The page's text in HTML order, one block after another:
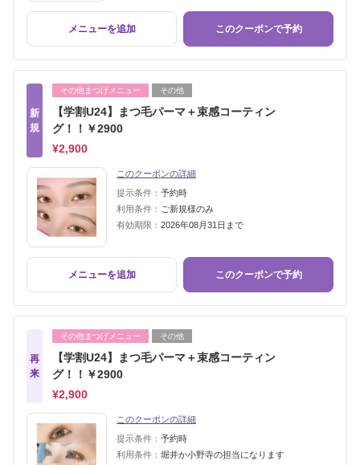
メニューを追加 このクーポンで予約
新
規
その他まつげメニュー その他
【学割U24】まつ毛パーマ＋束感コーティン
グ！！￥2900
¥2,900
このクーポンの詳細
提示条件： 予約時
利用条件： ご新規様のみ
有効期限： 2026年08月31日まで
メニューを追加 このクーポンで予約
再
来
その他まつげメニュー その他
【学割U24】まつ毛パーマ＋束感コーティン
グ！！￥2900
¥2,900
このクーポンの詳細
提示条件： 予約時
利用条件： 堀井か小野寺の担当になります